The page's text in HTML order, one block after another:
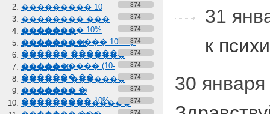
��������� 10 374
�������� ���
�������� 10%
374
�������
����������� 10% �
������ �������
374
������� 10 374
������ �������
���������� (10-
������� ��
374
����� 10 374
������ �������
������� �
��������� 10%
374
������� 10 374
��������������374
374
31
к
30